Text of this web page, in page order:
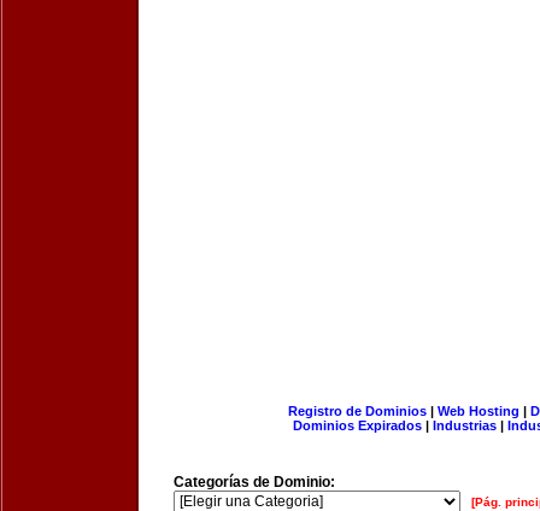
Registro de Dominios| Web Hosting |
Dominios Expirados | Industrias |
Categorías de Dominio:
[Pág.